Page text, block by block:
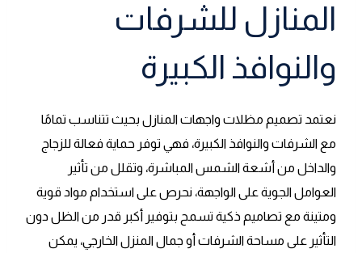
المنازل للشرفات
والنوافذ الكبيرة
نعتمد تصميم مظلات واجهات المنازل بحيث تتناسب تمامًا
مع الشرفات والنوافذ الكبيرة، فهي توفر حماية فعالة للزجاج
والداخل من أشعة الشمس المباشرة، وتقلل من تأثير
العوامل الجوية على الواجهة، نحرص على استخدام مواد قوية
ومتينة مع تصاميم ذكية تسمح بتوفير أكبر قدر من الظل دون
التأثير على مساحة الشرفات أو جمال المنزل الخارجي، يمكن